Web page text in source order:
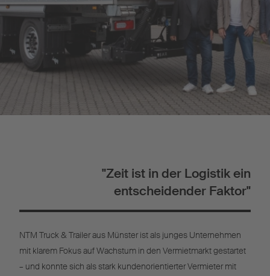
"Zeit ist in der Logistik ein
entscheidender Faktor"
NTM Truck & Trailer aus Münster ist als junges Unternehmen
mit klarem Fokus auf Wachstum in den Vermietmarkt gestartet
– und konnte sich als stark kundenorientierter Vermieter mit